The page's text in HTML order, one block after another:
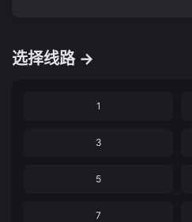
选择线路 →
1
3
5
7